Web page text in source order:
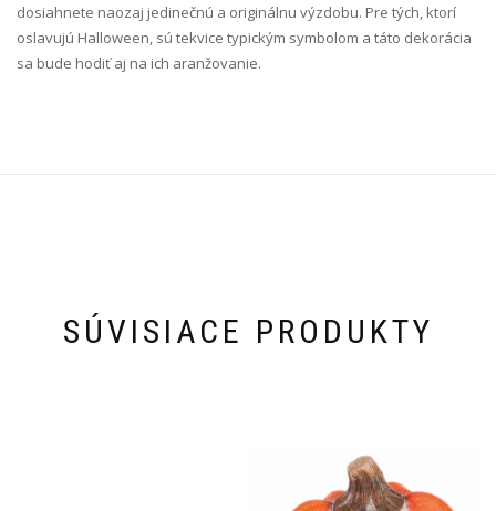
dosiahnete naozaj jedinečnú a originálnu výzdobu. Pre tých, ktorí
oslavujú Halloween, sú tekvice typickým symbolom a táto dekorácia
sa bude hodiť aj na ich aranžovanie.
SÚVISIACE PRODUKTY